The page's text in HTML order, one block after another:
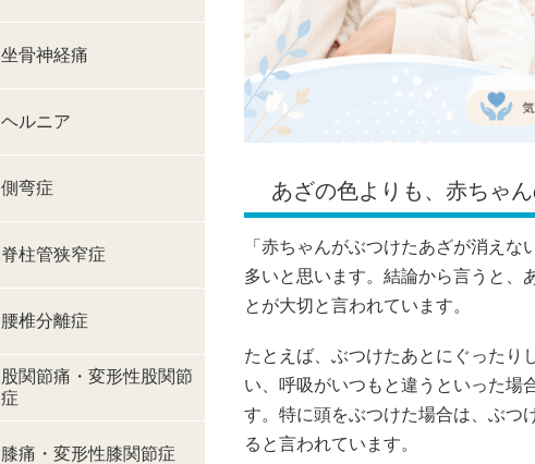
坐骨神経痛
ヘルニア
側弯症
脊柱管狭窄症
腰椎分離症
股関節痛・変形性股関節
症
膝痛・変形性膝関節症
あざの色よりも、赤ちゃ
「赤ちゃんがぶつけたあざが消え
多いと思います。結論から言うと、
とが大切と言われています。
たとえば、ぶつけたあとにぐったり
い、呼吸がいつもと違うといった場
す。特に頭をぶつけた場合は、ぶつ
ると言われています。